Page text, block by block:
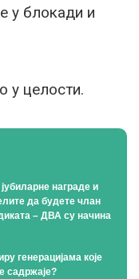
у блокади и
у целости.
награде и
да будете члан
– ДВА су начина
генерацијама које
садржаје?